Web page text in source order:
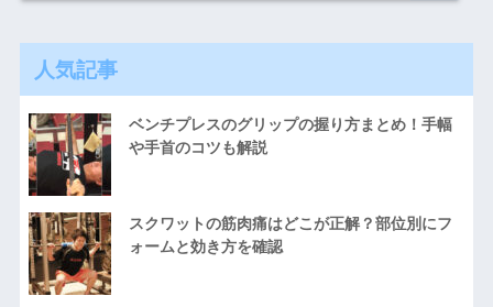
人気記事
ベンチプレスのグリップの握り方まとめ！手幅
や手首のコツも解説
スクワットの筋肉痛はどこが正解？部位別にフ
ォームと効き方を確認